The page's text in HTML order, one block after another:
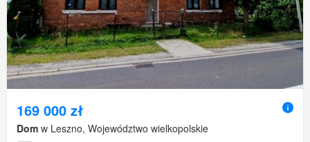
169 000 zł
Dom w Leszno, Województwo wielkopolskie